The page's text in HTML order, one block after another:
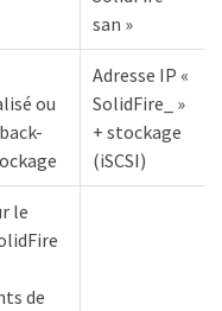
san »
ou
Adresse IP «
SolidFire_ »
+ stockage
(iSCSI)
le
de